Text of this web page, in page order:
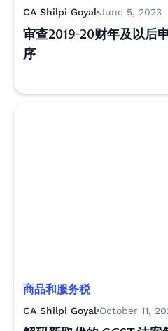
CA Shilpi Goyal June 5, 2023
审查2019-20财年及以后
序
商品和服务税
CA Shilpi Goyal October 11,